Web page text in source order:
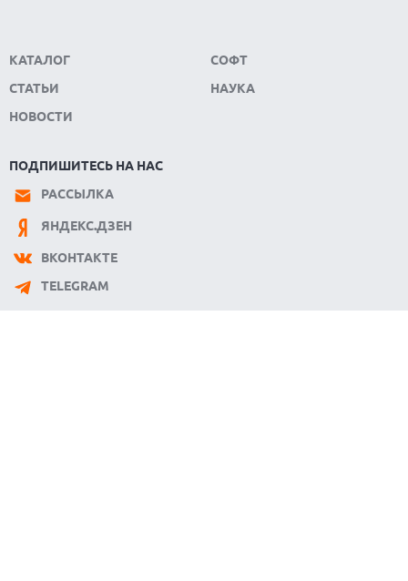
КАТАЛОГ
СТАТЬИ
НОВОСТИ
СОФТ
НАУКА
ПОДПИШИТЕСЬ НА НАС
РАССЫЛКА
ЯНДЕКС.ДЗЕН
ВКОНТАКТЕ
TELEGRAM